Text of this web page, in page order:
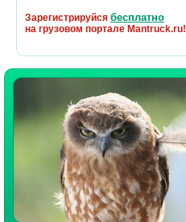
Зарегистрируйся бесплатно
на грузовом портале Mantruck.ru!